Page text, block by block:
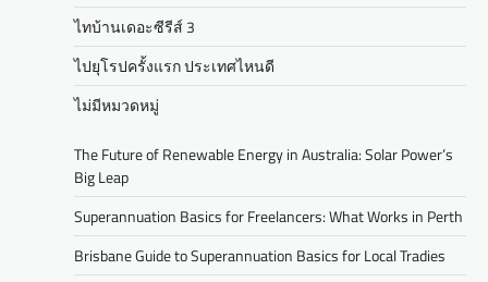
ไทบ้านเดอะซีรีส์ 3
ไปยุโรปครั้งแรก ประเทศไหนดี
ไม่มีหมวดหมู่
The Future of Renewable Energy in Australia: Solar Power’s
Big Leap
Superannuation Basics for Freelancers: What Works in Perth
Brisbane Guide to Superannuation Basics for Local Tradies